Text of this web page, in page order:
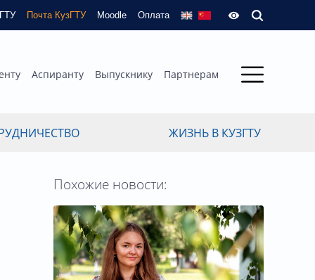
Почта КузГТУ Moodle Оплата
Аспиранту Выпускнику Партнерам
ЖИЗНЬ В КУЗГТУ
Похожие новости: